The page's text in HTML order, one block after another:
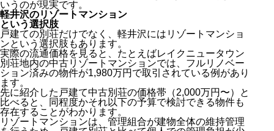
いうのが現実です。
軽井沢のリゾートマンション
という選択肢
戸建ての別荘だけでなく、軽井沢にはリゾートマンショ
ンという選択肢もあります。
実際の流通価格を見ると、たとえばレイクニュータウン
別荘地内の中古リゾートマンションでは、フルリノベー
ション済みの物件が1,980万円で取引されている例があり
ます。
先に紹介した戸建て中古別荘の価格帯（2,000万円〜）と
比べると、同程度かそれ以下の予算で検討できる物件も
存在することがわかります。
リゾートマンションは、管理組合が建物全体の維持管理